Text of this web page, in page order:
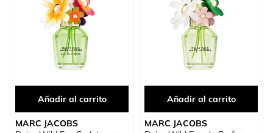
Añadir al carrito
MARC JACOBS
Añadir al carrito
MARC JACOBS